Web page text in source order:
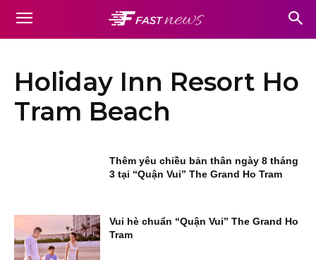
Holiday Inn Resort Ho
Tram Beach
Thêm yêu chiều bản thân ngày 8 tháng
3 tại “Quận Vui” The Grand Ho Tram
Vui hè chuẩn “Quận Vui” The Grand Ho
Tram